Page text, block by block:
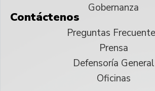
Gobernanza
Contáctenos
Preguntas
Prensa
Defensoría General
Oficinas